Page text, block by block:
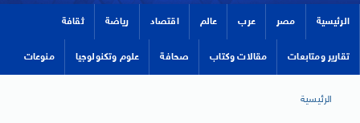
الرئيسية مصر عرب عالم اقتصاد رياضة ثقافة
تقارير ومتابعات مقالات وكتاب صحافة علوم وتكنولوجيا منوعات
الرئيسية